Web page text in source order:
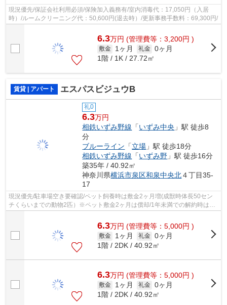
現況優先/保証会社利用必須/保険加入義務有/室内消毒代：17,050円（入居
時）/ルームクリーニング代：50,600円(退去時）/更新事務手数料：69,300円/
6.3万円 (管理費等：3,200円 )
敷金 1ヶ月 礼金 0ヶ月
1階 / 1K / 27.72㎡
賃貸 | アパート エスパスビジュウB
礼0
6.3万円
相鉄いずみ野線 「いずみ中央 」駅 徒歩8
分
ブルーライン 「立場 」駅 徒歩18分
相鉄いずみ野線 「いずみ野 」駅 徒歩16分
築35年 / 40.92㎡
神奈川県横浜市泉区和泉中央北４丁目35-
17
現況優先/駐車場空き要確認/ペット飼養時は敷金2ヶ月増(成獣時体長50セン
チくらいまでの動物2匹）※ペット敷金2ヶ月は償却/1年未満での解約時は家
6.3万円 (管理費等：5,000円 )
敷金 1ヶ月 礼金 0ヶ月
1階 / 2DK / 40.92㎡
6.3万円 (管理費等：5,000円 )
敷金 1ヶ月 礼金 0ヶ月
1階 / 2DK / 40.92㎡